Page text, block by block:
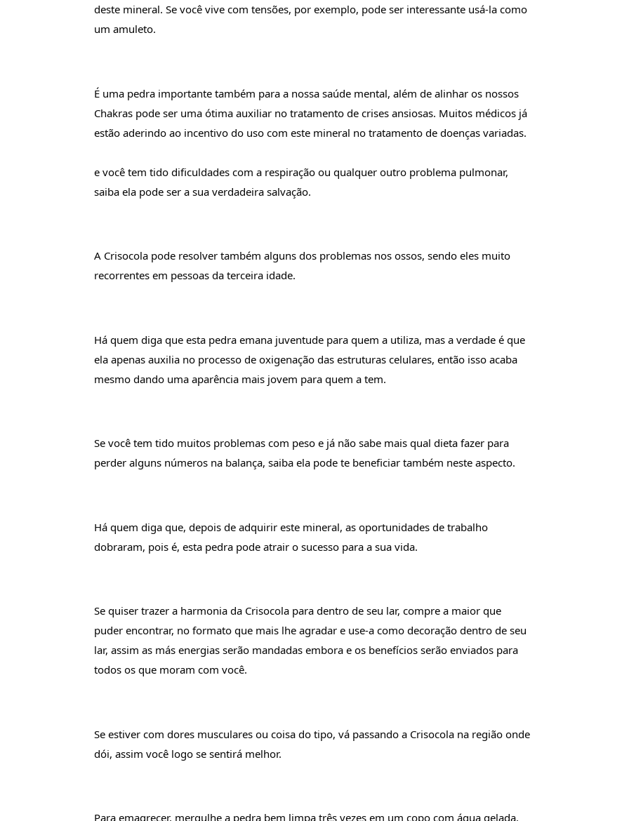
deste mineral. Se você vive com tensões, por exemplo, pode ser interessante usá-la como
um amuleto.
É uma pedra importante também para a nossa saúde mental, além de alinhar os nossos
Chakras pode ser uma ótima auxiliar no tratamento de crises ansiosas. Muitos médicos já
estão aderindo ao incentivo do uso com este mineral no tratamento de doenças variadas.
e você tem tido dificuldades com a respiração ou qualquer outro problema pulmonar,
saiba ela pode ser a sua verdadeira salvação.
A Crisocola pode resolver também alguns dos problemas nos ossos, sendo eles muito
recorrentes em pessoas da terceira idade.
Há quem diga que esta pedra emana juventude para quem a utiliza, mas a verdade é que
ela apenas auxilia no processo de oxigenação das estruturas celulares, então isso acaba
mesmo dando uma aparência mais jovem para quem a tem.
Se você tem tido muitos problemas com peso e já não sabe mais qual dieta fazer para
perder alguns números na balança, saiba ela pode te beneficiar também neste aspecto.
Há quem diga que, depois de adquirir este mineral, as oportunidades de trabalho
dobraram, pois é, esta pedra pode atrair o sucesso para a sua vida.
Se quiser trazer a harmonia da Crisocola para dentro de seu lar, compre a maior que
puder encontrar, no formato que mais lhe agradar e use-a como decoração dentro de seu
lar, assim as más energias serão mandadas embora e os benefícios serão enviados para
todos os que moram com você.
Se estiver com dores musculares ou coisa do tipo, vá passando a Crisocola na região onde
dói, assim você logo se sentirá melhor.
Para emagrecer, mergulhe a pedra bem limpa três vezes em um copo com água gelada,